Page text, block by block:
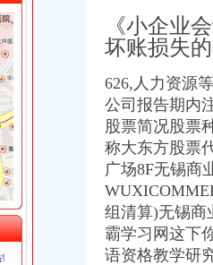
88网
镜效果图片_香港太古估计拍卖有
理项目确定招标代理机构的公告-
_论坛_天涯社区
息_电话_地址_信用信息_财务信
重庆会计服务今题网
书_天图物流（）_公告正文
_信用报告_工商信息-启信宝
息_信用信息_诉讼信息_财务信
《小企业
坏账损失
626,人力资源
公司报告期内
股票简况股票
称大东方股票
广场8F无锡商
组清算)无锡商
霸学习网这下
语资格教学研